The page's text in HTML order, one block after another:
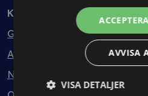
Kunskapsbank
Guider
Avtalsmallar
Nyheter
AVVISA
VISA DETALJER